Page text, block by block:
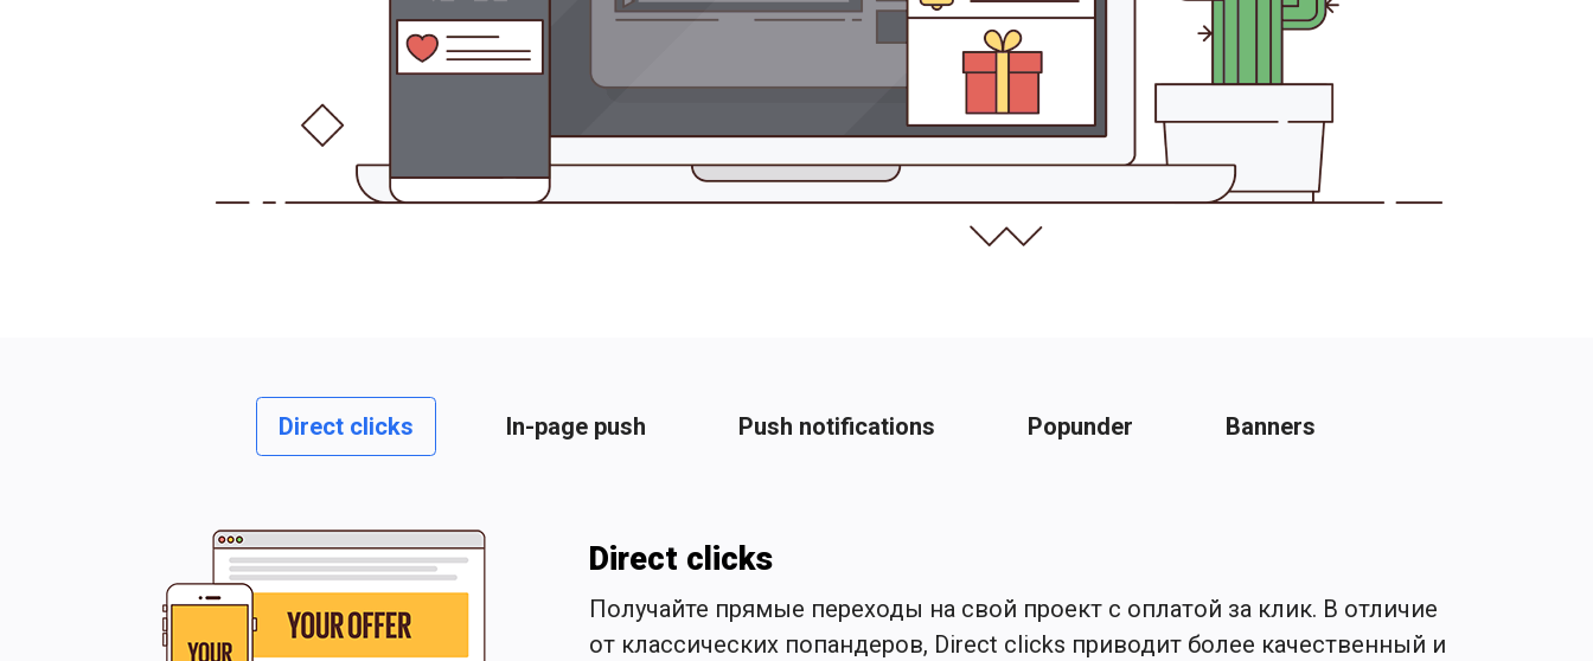
Direct clicks In-page push Push notifications Popunder Banners
Direct clicks
Получайте прямые переходы на свой проект с оплатой за клик. В отличие
от классических попандеров, Direct clicks приводит более качественный и